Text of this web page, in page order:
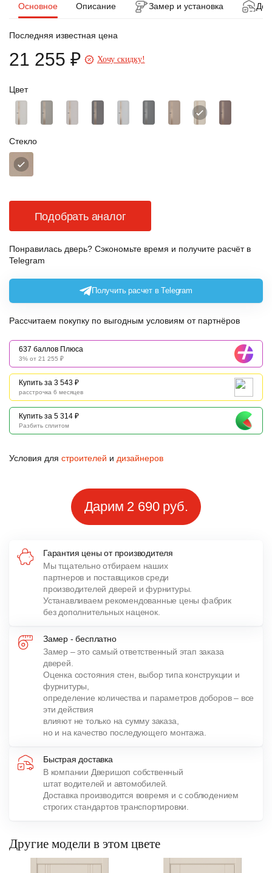
Основное Описание Замер и установка
Цвет
Стекло
Последняя известная цена
21 255 ₽ Хочу скидку!
Подобрать аналог
Понравилась дверь? Сэкономьте время и получите расчёт в
Telegram
Получить расчет в Telegram
Рассчитаем покупку по выгодным условиям от партнёров
637 баллов Плюса
3% от 21 255 ₽
Купить за 3 543 ₽
расстрочка 6 месяцев
Купить за 5 314 ₽
Разбить сплитом
Условия для строителей и дизайнеров
Дарим 2 690 руб.
Гарантия цены от производителя
Мы тщательно отбираем наших
партнеров и поставщиков среди
производителей дверей и фурнитуры.
Устанавливаем рекомендованные цены фабрик
без дополнительных наценок.
Замер - бесплатно
Замер – это самый ответственный этап заказа
дверей.
Оценка состояния стен, выбор типа конструкции и
фурнитуры,
определение количества и параметров доборов – все
эти действия
влияют не только на сумму заказа,
но и на качество последующего монтажа.
Быстрая доставка
В компании Дверишоп собственный
штат водителей и автомобилей.
Доставка производится вовремя и с соблюдением
строгих стандартов транспортировки.
Другие модели в этом цвете